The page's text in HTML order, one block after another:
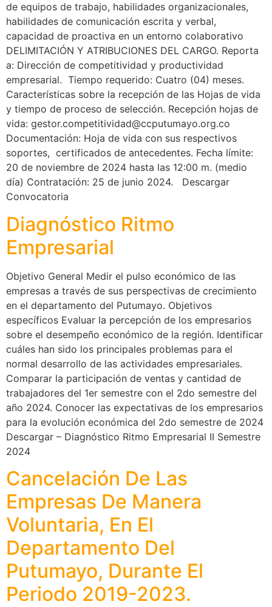
de equipos de trabajo, habilidades organizacionales,
habilidades de comunicación escrita y verbal,
capacidad de proactiva en un entorno colaborativo
DELIMITACIÓN Y ATRIBUCIONES DEL CARGO. Reporta
a: Dirección de competitividad y productividad
empresarial. Tiempo requerido: Cuatro (04) meses.
Características sobre la recepción de las Hojas de vida
y tiempo de proceso de selección. Recepción hojas de
vida: gestor.competitividad@ccputumayo.org.co
Documentación: Hoja de vida con sus respectivos
soportes, certificados de antecedentes. Fecha límite:
20 de noviembre de 2024 hasta las 12:00 m. (medio
día) Contratación: 25 de junio 2024. Descargar
Convocatoria
Diagnóstico Ritmo
Empresarial
Objetivo General Medir el pulso económico de las
empresas a través de sus perspectivas de crecimiento
en el departamento del Putumayo. Objetivos
específicos Evaluar la percepción de los empresarios
sobre el desempeño económico de la región. Identificar
cuáles han sido los principales problemas para el
normal desarrollo de las actividades empresariales.
Comparar la participación de ventas y cantidad de
trabajadores del 1er semestre con el 2do semestre del
año 2024. Conocer las expectativas de los empresarios
para la evolución económica del 2do semestre de 2024
Descargar – Diagnóstico Ritmo Empresarial II Semestre
2024
Cancelación De Las
Empresas De Manera
Voluntaria, En El
Departamento Del
Putumayo, Durante El
Periodo 2019-2023.